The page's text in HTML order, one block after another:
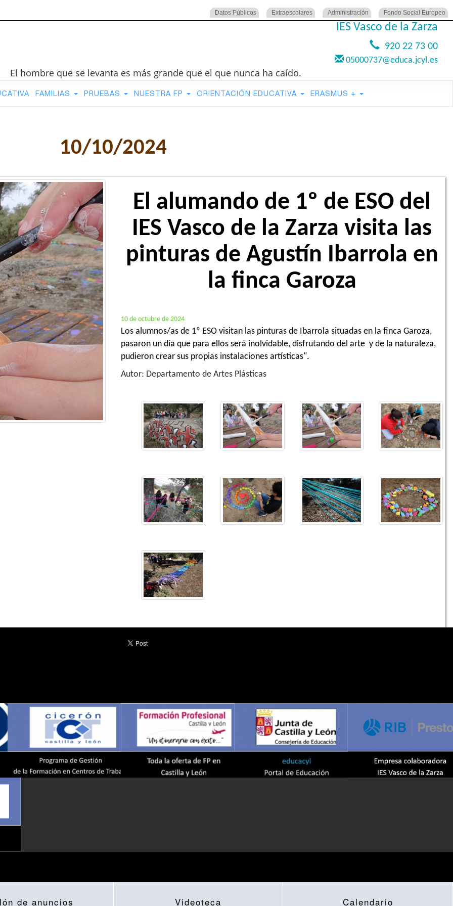
Datos Públicos Extraescolares Administración Fondo Social Europeo
IES Vasco de la Zarza
920 22 73 00
05000737@educa.jcyl.es
El hombre que se levanta es más grande que el que nunca ha caído.
FAMILIAS PRUEBAS NUESTRA FP ORIENTACIÓN EDUCATIVA ERASMUS +
10/10/2024
El alumando de 1º de ESO del
IES Vasco de la Zarza visita las
pinturas de Agustín Ibarrola en
la finca Garoza
10 de octubre de 2024
Los alumnos/as de 1º ESO visitan las pinturas de Ibarrola situadas en la finca Garoza,
pasaron un día que para ellos será inolvidable, disfrutando del arte y de la naturaleza,
pudieron crear sus propias instalaciones artísticas".
Autor: Departamento de Artes Plásticas
de anuncios Videoteca Calendario